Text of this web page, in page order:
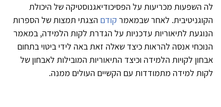
לה השפעות מכריעות על הפסיכודיאגנוסטיקה של היכולת
הקוגניטיבית. לאחר שבמאמר קודם הצגתי תמצות של הספרות
הנוגעת לתיאוריות עדכניות על הגדרת לקות הלמידה, במאמר
הנוכחי אנסה להראות כיצד שאלה זאת באה לידי ביטוי בתחום
אבחון לקויות הלמידה וכיצד התיאוריות המובילות לאבחון של
לקות למידה מתמודדות עם הקשיים העולים ממנה.